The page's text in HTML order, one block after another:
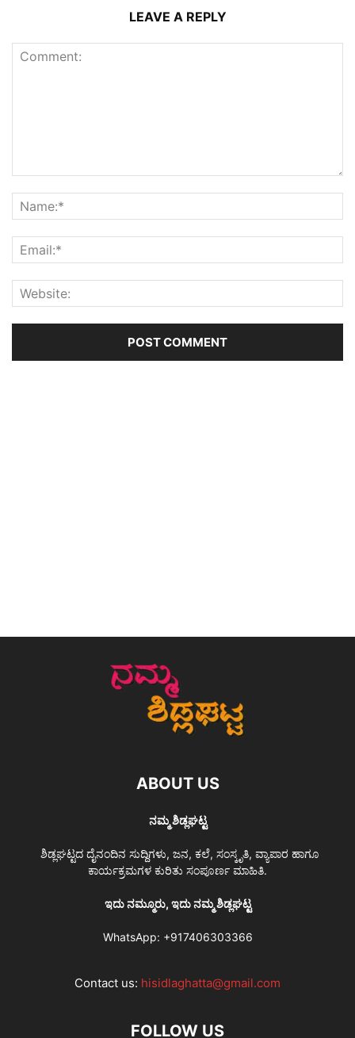
LEAVE A REPLY
ABOUT US
ನಮ್ಮ ಶಿಡ್ಲಘಟ್ಟ
ಶಿಡ್ಲಘಟ್ಟದ ದೈನಂದಿನ ಸುದ್ದಿಗಳು, ಜನ, ಕಲೆ, ಸಂಸ್ಕೃತಿ, ವ್ಯಾಪಾರ ಹಾಗೂ
ಕಾರ್ಯಕ್ರಮಗಳ ಕುರಿತು ಸಂಪೂರ್ಣ ಮಾಹಿತಿ.
ಇದು ನಮ್ಮೂರು, ಇದು ನಮ್ಮ ಶಿಡ್ಲಘಟ್ಟ
WhatsApp: +917406303366
Contact us: hisidlaghatta@gmail.com
FOLLOW US